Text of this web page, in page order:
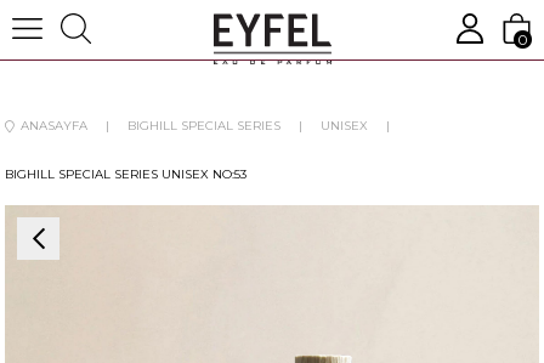
0
ANASAYFA BIGHILL SPECIAL SERIES UNISEX
BIGHILL SPECIAL SERIES UNISEX NO:53